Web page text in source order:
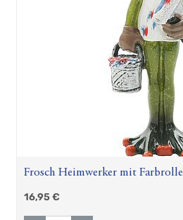
Frosch Heimwerker mit Farbrolle
16,95€